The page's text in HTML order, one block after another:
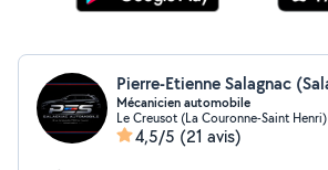
Mécanicien automobile
Le Creusot (La Couronne-Saint Henri)
4,5/5 (21 avis)